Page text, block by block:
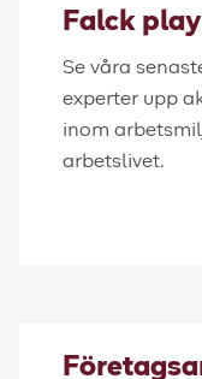
Falck play
Se våra
experter upp
inom
arbetslivet.